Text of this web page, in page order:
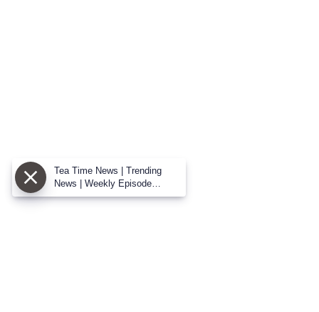
Tea Time News | Trending
News | Weekly Episode
(09.08.2026) | Thanthi TV